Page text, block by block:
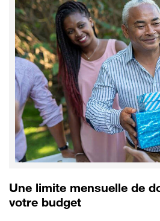
Une limite mensuelle de
votre budget